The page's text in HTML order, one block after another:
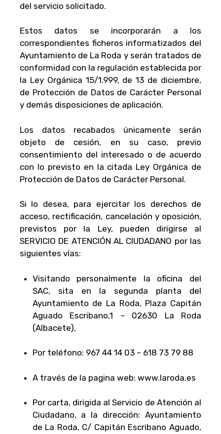
del servicio solicitado.
Estos datos se incorporarán a los
correspondientes ficheros informatizados del
Ayuntamiento de La Roda y serán tratados de
conformidad con la regulación establecida por
la Ley Orgánica 15/1.999, de 13 de diciembre,
de Protección de Datos de Carácter Personal
y demás disposiciones de aplicación.
Los datos recabados únicamente serán
objeto de cesión, en su caso, previo
consentimiento del interesado o de acuerdo
con lo previsto en la citada Ley Orgánica de
Protección de Datos de Carácter Personal.
Si lo desea, para ejercitar los derechos de
acceso, rectificación, cancelación y oposición,
previstos por la Ley, pueden dirigirse al
SERVICIO DE ATENCIÓN AL CIUDADANO por las
siguientes vías:
Visitando personalmente la oficina del
SAC, sita en la segunda planta del
Ayuntamiento de La Roda, Plaza Capitán
Aguado Escribano,1 – 02630 La Roda
(Albacete),
Por teléfono: 967 44 14 03 – 618 73 79 88
A través de la pagina web: www.laroda.es
Por carta, dirigida al Servicio de Atención al
Ciudadano, a la dirección: Ayuntamiento
de La Roda, C/ Capitán Escribano Aguado,